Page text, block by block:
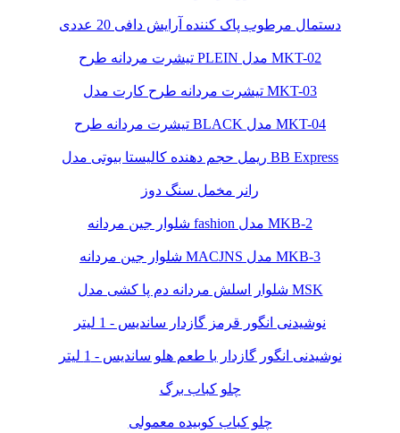
دستمال مرطوب پاک کننده آرایش دافی 20 عددی
تیشرت مردانه طرح PLEIN مدل MKT-02
تیشرت مردانه طرح کارت مدل MKT-03
تیشرت مردانه طرح BLACK مدل MKT-04
ریمل حجم دهنده کالیستا بیوتی مدل BB Express
رانر مخمل سنگ دوز
شلوار جین مردانه fashion مدل MKB-2
شلوار جین مردانه MACJNS مدل MKB-3
شلوار اسلش مردانه دم پا کشی مدل MSK
نوشیدنی انگور قرمز گازدار ساندیس - 1 لیتر
نوشیدنی انگور گازدار با طعم هلو ساندیس - 1 لیتر
چلو کباب برگ
چلو کباب کوبیده معمولی